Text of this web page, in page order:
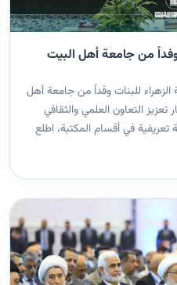
من جامعة أهل البيت
للبنات وفداً من جامعة أهل
التعاون العلمي والثقافي
في أقسام المكتبة، اطلع
وما تحتويه من مصادر أدبية و...